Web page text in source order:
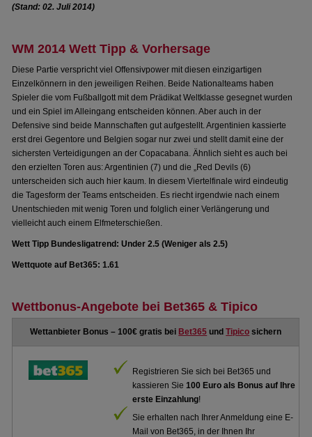
(Stand: 02. Juli 2014)
WM 2014 Wett Tipp & Vorhersage
Diese Partie verspricht viel Offensivpower mit diesen einzigartigen
Einzelkönnern in den jeweiligen Reihen. Beide Nationalteams haben
Spieler die vom Fußballgott mit dem Prädikat Weltklasse gesegnet wurden
und ein Spiel im Alleingang entscheiden können. Aber auch in der
Defensive sind beide Mannschaften gut aufgestellt. Argentinien kassierte
erst drei Gegentore und Belgien sogar nur zwei und stellt damit eine der
sichersten Verteidigungen an der Copacabana. Ähnlich sieht es auch bei
den erzielten Toren aus: Argentinien (7) und die „Red Devils (6)
unterscheiden sich auch hier kaum. In diesem Viertelfinale wird eindeutig
die Tagesform der Teams entscheiden. Es riecht irgendwie nach einem
Unentschieden mit wenig Toren und folglich einer Verlängerung und
vielleicht auch einem Elfmeterschießen.
Wett Tipp Bundesligatrend: Under 2.5 (Weniger als 2.5)
Wettquote auf Bet365: 1.61
Wettbonus-Angebote bei Bet365 & Tipico
Wettanbieter Bonus – 100€ gratis bei Bet365 undTipico sichern
Registrieren Sie sich bei Bet365 und
kassieren Sie100 Euro als Bonus auf Ihre
erste Einzahlung!
Sie erhalten nach Ihrer Anmeldung eine E-
Mail von Bet365, in der Ihnen Ihr